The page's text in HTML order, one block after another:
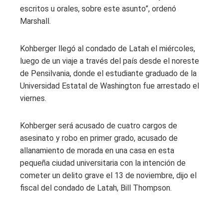
escritos u orales, sobre este asunto”, ordenó
Marshall.
Kohberger llegó al condado de Latah el miércoles,
luego de un viaje a través del país desde el noreste
de Pensilvania, donde el estudiante graduado de la
Universidad Estatal de Washington fue arrestado el
viernes.
Kohberger será acusado de cuatro cargos de
asesinato y robo en primer grado, acusado de
allanamiento de morada en una casa en esta
pequeña ciudad universitaria con la intención de
cometer un delito grave el 13 de noviembre, dijo el
fiscal del condado de Latah, Bill Thompson.